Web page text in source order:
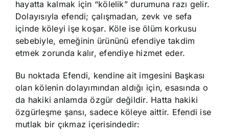
hayatta kalmak için “kölelik” durumuna razı gelir.
Dolayısıyla efendi; çalışmadan, zevk ve sefa
içinde köleyi işe koşar. Köle ise ölüm korkusu
sebebiyle, emeğinin ürününü efendiye takdim
etmek zorunda kalır, efendiye hizmet eder.
Bu noktada Efendi, kendine ait imgesini Başkası
olan kölenin dolayımından aldığı için, esasında o
da hakiki anlamda özgür değildir. Hatta hakiki
özgürleşme şansı, sadece köleye aittir. Efendi ise
mutlak bir çıkmaz içerisindedir: